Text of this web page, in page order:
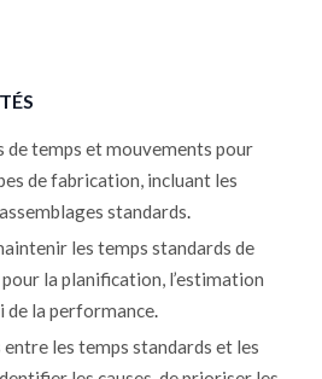
de temps et mouvements pour
de fabrication, incluant les
standards.
les temps standards de
la planification, l’estimation
de la performance.
les temps standards et les